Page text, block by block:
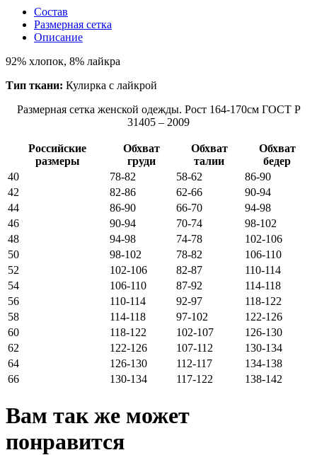
Состав
Размерная сетка
Описание
92% хлопок, 8% лайкра
Тип ткани: Кулирка c лайкрой
Размерная сетка женской одежды. Рост 164-170см ГОСТ Р
31405 – 2009
Российские
размеры
Обхват
груди
Обхват
талии
Обхват
бедер
40
78-82 58-62
86-90
42
82-86 62-66
90-94
44
86-90 66-70
94-98
46
90-94 70-74
98-102
48
94-98 74-78
102-106
50
98-102 78-82
106-110
52
102-106 82-87
110-114
54
106-110 87-92
114-118
56
110-114 92-97
118-122
58
114-118 97-102
122-126
60
118-122 102-107
126-130
62
122-126 107-112
130-134
64
126-130 112-117
134-138
66
130-134 117-122 138-142
Вам так же может
понравится